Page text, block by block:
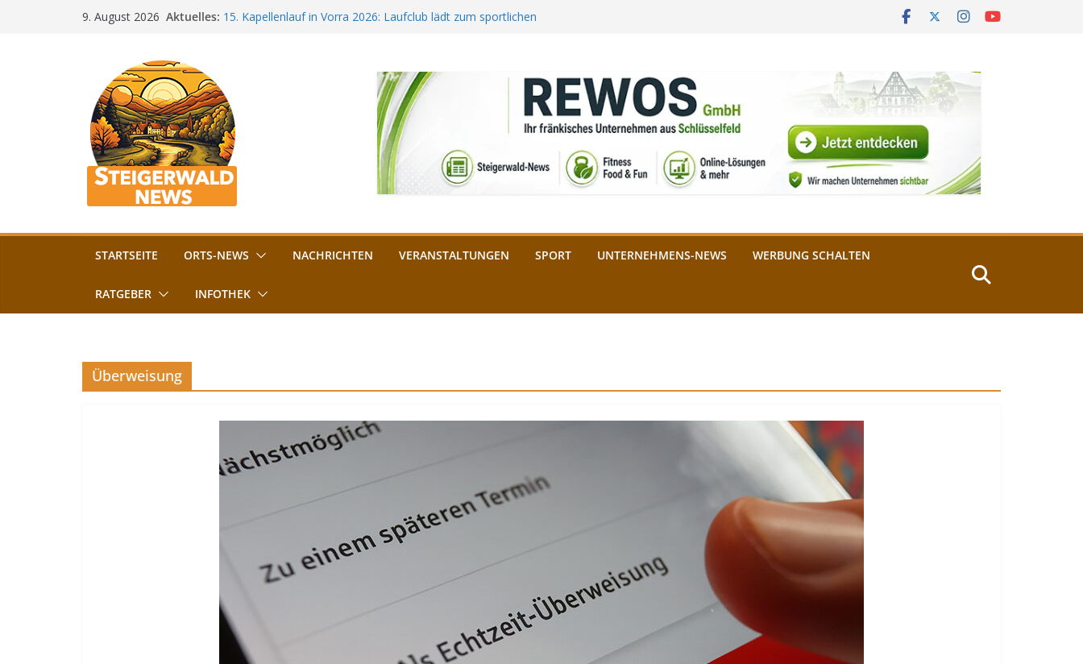
9. August 2026 Aktuelles: 15. Kapellenlauf in Vorra 2026: Laufclub lädt zum sportlichen
„Bamberger Böhnla“: Kaffee aus Bamberg unterstützt die
Lebenshilfe
Aschbacher Kerwa startet bald: Das ist heuer geboten
Vollsperrung am Friedhof in Schlüsselfeld: Kreuzung ab 3.
August gesperrt
STARTSEITE ORTS-NEWS NACHRICHTEN VERANSTALTUNGEN SPORT UNTERNEHMENS-NEWS WERBUNG SCHALTEN
RATGEBER INFOTHEK
Überweisung